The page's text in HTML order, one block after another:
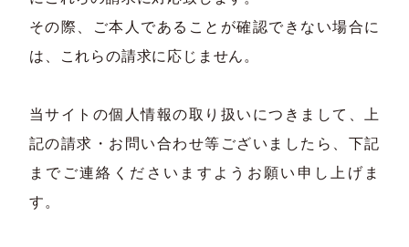
その際、ご本人であることが確認できない場合に
は、これらの請求に応じません。
当サイトの個人情報の取り扱いにつきまして、上
記の請求・お問い合わせ等ございましたら、下記
までご連絡くださいますようお願い申し上げま
す。